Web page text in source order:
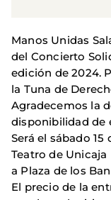
Manos Unidas
del Concierto
edición de 2024.
la Tuna de
Agradecemos la
disponibilidad de
Será el sábado 15
Teatro de Unicaja
a Plaza de los
El precio de la